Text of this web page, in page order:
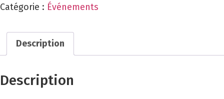
Catégorie : Événements
Description
Description